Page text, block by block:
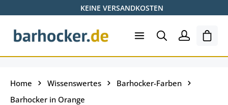
Zum Hauptinhalt springenKEINE VERSANDKOSTEN
Home Wissenswertes
Barhocker-Farben
Barhocker in Orange